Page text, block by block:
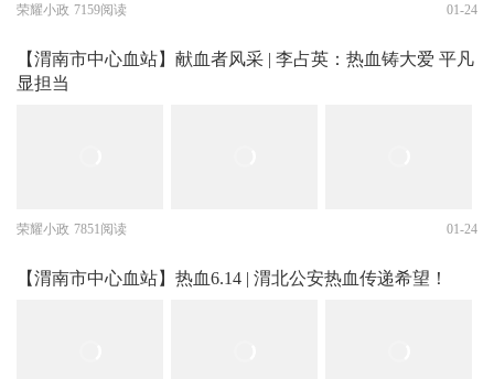
荣耀小政 7159阅读 01-24
【渭南市中心血站】献血者风采 | 李占英：热血铸大爱 平凡
显担当
荣耀小政 7851阅读 01-24
【渭南市中心血站】热血6.14 | 渭北公安热血传递希望！